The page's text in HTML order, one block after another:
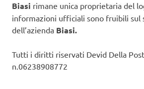
Biasi rimane unica proprietaria del
informazioni ufficiali sono fruibili sul
dell’azienda Biasi.
Tutti i diritti riservati Devid Della
n.06238908772